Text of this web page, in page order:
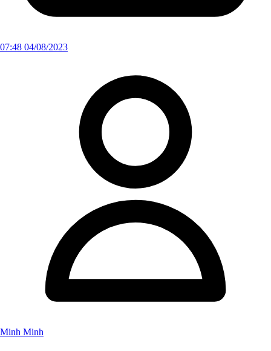
07:48 04/08/2023
Minh Minh